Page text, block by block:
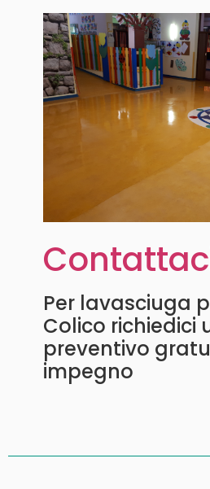
Per lavasciuga
Colico richiedici
preventivo
impegno